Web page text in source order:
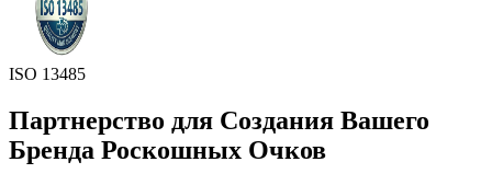
ISO 13485
Партнерство для Создания Вашего
Бренда Роскошных Очков